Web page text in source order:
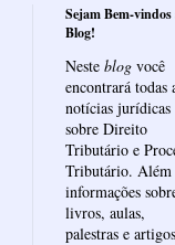
Sejam Bem-vindos
Blog!
Neste blog você
encontrará todas
notícias jurídicas
sobre Direito
Tributário e
Tributário. Além
informações
livros, aulas,
palestras e